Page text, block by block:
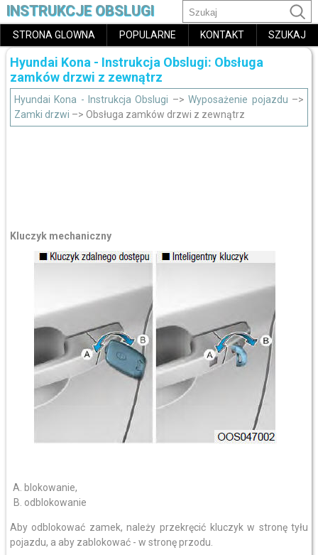
INSTRUKCJE OBSLUGI
STRONA GLOWNA POPULARNE KONTAKT SZUKAJ
Hyundai Kona - Instrukcja Obslugi: Obsługa
zamków drzwi z zewnątrz
Hyundai Kona - Instrukcja Obslugi –>Wyposażenie pojazdu –>
Zamki drzwi –> Obsługa zamków drzwi z zewnątrz
Kluczyk mechaniczny
blokowanie,
odblokowanie
Aby odblokować zamek, należy przekręcić kluczyk w stronę tyłu
pojazdu, a aby zablokować - w stronę przodu.